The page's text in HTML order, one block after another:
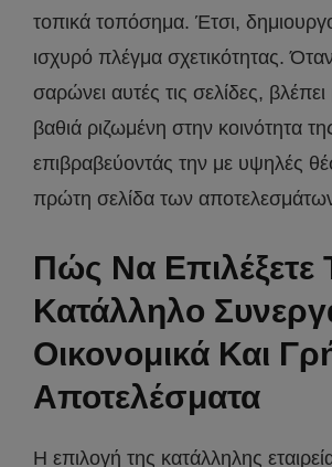
τοπικά τοπόσημα. Έτσι,
ισχυρό πλέγμα σχετικότητας.
σαρώνει αυτές τις σελίδες, βλέπει
βαθιά ριζωμένη στην κοινότητα
επιβραβεύοντάς την με υψηλές
πρώτη σελίδα των
Πώς Να Επιλέξετε
Κατάλληλο
Οικονομικά Και
Αποτελέσματα
Η επιλογή της κατάλληλης